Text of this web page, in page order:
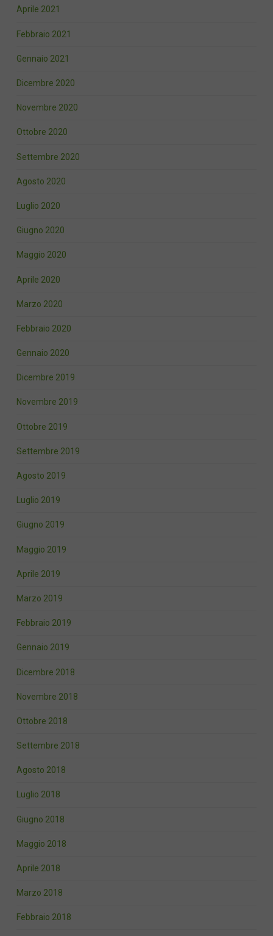
Aprile 2021
Febbraio 2021
Gennaio 2021
Dicembre 2020
Novembre 2020
Ottobre 2020
Settembre 2020
Agosto 2020
Luglio 2020
Giugno 2020
Maggio 2020
Aprile 2020
Marzo 2020
Febbraio 2020
Gennaio 2020
Dicembre 2019
Novembre 2019
Ottobre 2019
Settembre 2019
Agosto 2019
Luglio 2019
Giugno 2019
Maggio 2019
Aprile 2019
Marzo 2019
Febbraio 2019
Gennaio 2019
Dicembre 2018
Novembre 2018
Ottobre 2018
Settembre 2018
Agosto 2018
Luglio 2018
Giugno 2018
Maggio 2018
Aprile 2018
Marzo 2018
Febbraio 2018